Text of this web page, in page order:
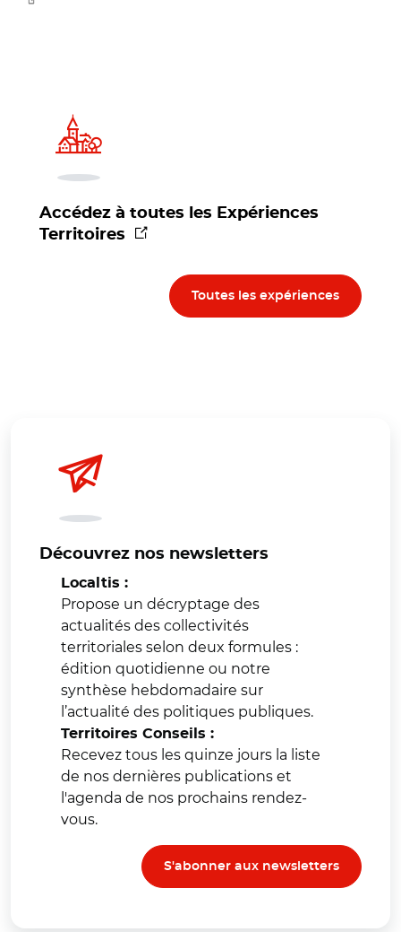
Accédez à toutes les Expériences
Territoires
(nouvelle fenêtre)
Toutes les expériences
Découvrez nos newsletters
Localtis :
Propose un décryptage des
actualités des collectivités
territoriales selon deux formules :
édition quotidienne ou notre
synthèse hebdomadaire sur
l’actualité des politiques publiques.
Territoires Conseils :
Recevez tous les quinze jours la liste
de nos dernières publications et
l'agenda de nos prochains rendez-
vous.
S'abonner aux newsletters